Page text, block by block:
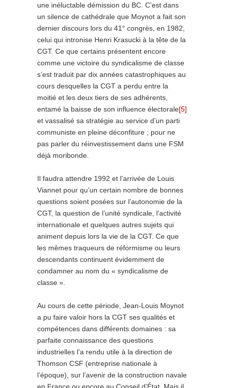
une inéluctable démission du BC. C’est dans
un silence de cathédrale que Moynot a fait son
dernier discours lors du 41° congrès, en 1982,
celui qui intronise Henri Krasucki à la tête de la
CGT. Ce que certains présentent encore
comme une victoire du syndicalisme de classe
s’est traduit par dix années catastrophiques au
cours desquelles la CGT a perdu entre la
moitié et les deux tiers de ses adhérents,
entamé la baisse de son influence électorale[5]
et vassalisé sa stratégie au service d’un parti
communiste en pleine déconfiture ; pour ne
pas parler du réinvestissement dans une FSM
déjà moribonde.
Il faudra attendre 1992 et l’arrivée de Louis
Viannet pour qu’un certain nombre de bonnes
questions soient posées sur l’autonomie de la
CGT, la question de l’unité syndicale, l’activité
internationale et quelques autres sujets qui
animent depuis lors la vie de la CGT. Ce que
les mêmes traqueurs de réformisme ou leurs
descendants continuent évidemment de
condamner au nom du « syndicalisme de
classe ».
Au cours de cette période, Jean-Louis Moynot
a pu faire valoir hors la CGT ses qualités et
compétences dans différents domaines : sa
parfaite connaissance des questions
industrielles l’a rendu utile à la direction de
Thomson CSF (entreprise nationale à
l’époque), sur l’avenir de la construction navale